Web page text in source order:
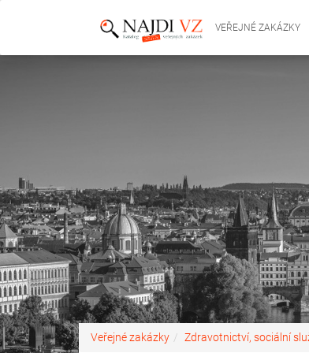
VEŘEJNÉ ZAKÁZKY
Veřejné zakázky Zdravotnictví, sociální